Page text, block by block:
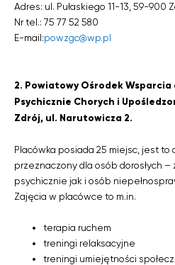
Adres: ul. Pułaskiego 11-13, 59-900
Nr tel.: 75 77 52 580
E-mail:powzgc@wp.pl
2. Powiatowy Ośrodek Wsparcia
Psychicznie Chorych i
Zdrój, ul. Narutowicza 2.
Placówka posiada 25 miejsc, jest
przeznaczony dla osób dorosłych
psychicznie jak i osób
Zajęcia w placówce to m.in.
terapia ruchem
treningi relaksacyjne
treningi umiejętności